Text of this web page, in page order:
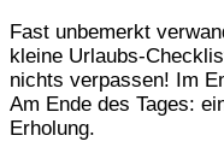
Fast unbemerkt
kleine Urlaubs-
nichts verpassen! Im
Am Ende des Tages:
Erholung.